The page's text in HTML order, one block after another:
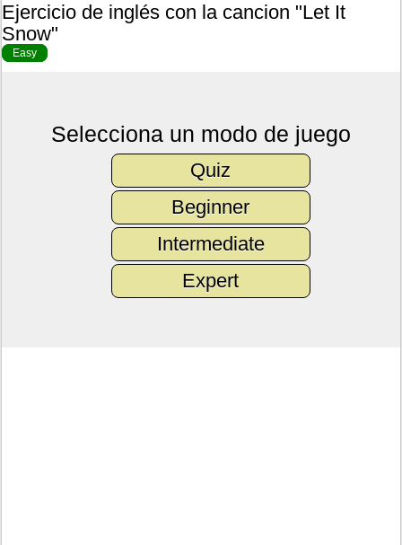
Ejercicio de inglés con la cancion "Let It
Snow"
Easy
Selecciona un modo de juego
Quiz
Beginner
Intermediate
Expert